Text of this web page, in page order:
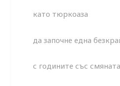
като тюркоаза
да започне една
с годините със